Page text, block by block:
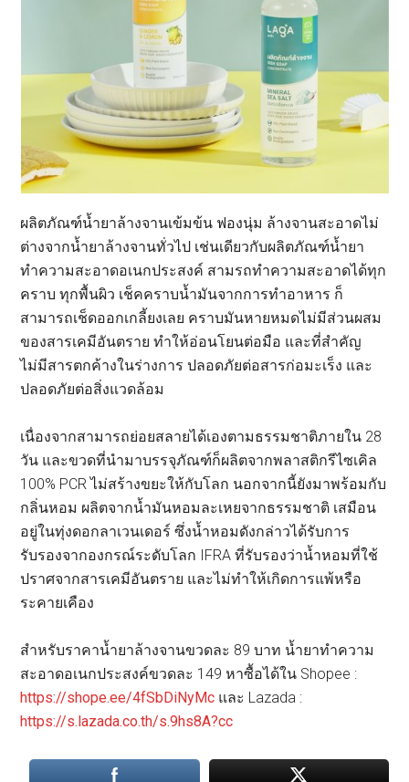
ผลิตภัณฑ์น้ำยาล้างจานเข้มข้น ฟองนุ่ม ล้างจานสะอาดไม่
ต่างจากน้ำยาล้างจานทั่วไป เช่นเดียวกับผลิตภัณฑ์น้ำยา
ทำความสะอาดอเนกประสงค์ สามรถทำความสะอาดได้ทุก
คราบ ทุกพื้นผิว เช็คคราบน้ำมันจากการทำอาหาร ก็
สามารถเช็ดออกเกลี้ยงเลย คราบมันหายหมดไม่มีส่วนผสม
ของสารเคมีอันตราย ทำให้อ่อนโยนต่อมือ และที่สำคัญ
ไม่มีสารตกค้างในร่างการ ปลอดภัยต่อสารก่อมะเร็ง และ
ปลอดภัยต่อสิ่งแวดล้อม
เนื่องจากสามารถย่อยสลายได้เองตามธรรมชาติภายใน 28
วัน และขวดที่นำมาบรรจุภัณฑ์ก็ผลิตจากพลาสติกรีไซเคิล
100% PCR ไม่สร้างขยะให้กับโลก นอกจากนี้ยังมาพร้อมกับ
กลิ่นหอม ผลิตจากน้ำมันหอมละเหยจากธรรมชาติ เสมือน
อยู่ในทุ่งดอกลาเวนเดอร์ ซึ่งน้ำหอมดังกล่าวได้รับการ
รับรองจากองกรณ์ระดับโลก IFRA ที่รับรองว่าน้ำหอมที่ใช้
ปราศจากสารเคมีอันตราย และไม่ทำให้เกิดการแพ้หรือ
ระคายเคือง
สำหรับราคาน้ำยาล้างจานขวดละ 89 บาท น้ำยาทำความ
สะอาดอเนกประสงค์ขวดละ 149 หาซื้อได้ใน Shopee :
https://shope.ee/4fSbDiNyMc และ Lazada :
https://s.lazada.co.th/s.9hs8A?cc